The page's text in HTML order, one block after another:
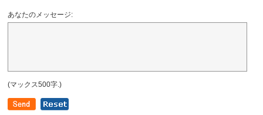
あなたのメッセージ:
(マックス500字.)